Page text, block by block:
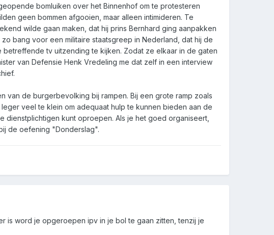
bomluiken over het Binnenhof om te protesteren
geen bommen afgooien, maar alleen intimideren. Te
wilde gaan maken, dat hij prins Bernhard ging aanpakken
bang voor een militaire staatsgreep in Nederland, dat hij de
tv uitzending te kijken. Zodat ze elkaar in de gaten
van Defensie Henk Vredeling me dat zelf in een interview
van de burgerbevolking bij rampen. Bij een grote ramp zoals
veel te klein om adequaat hulp te kunnen bieden aan de
dienstplichtigen kunt oproepen. Als je het goed organiseert,
de oefening "Donderslag".
is word je opgeroepen ipv in je bol te gaan zitten, tenzij je